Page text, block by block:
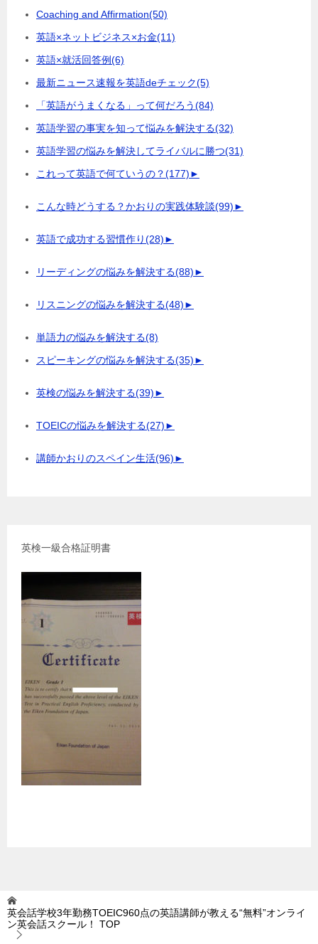
Coaching and Affirmation(50)
英語×ネットビジネス×お金(11)
英語×就活回答例(6)
最新ニュース速報を英語deチェック(5)
「英語がうまくなる」って何だろう(84)
英語学習の事実を知って悩みを解決する(32)
英語学習の悩みを解決してライバルに勝つ(31)
これって英語で何ていうの？(177)►
こんな時どうする？かおりの実践体験談(99)►
英語で成功する習慣作り(28)►
リーディングの悩みを解決する(88)►
リスニングの悩みを解決する(48)►
単語力の悩みを解決する(8)
スピーキングの悩みを解決する(35)►
英検の悩みを解決する(39)►
TOEICの悩みを解決する(27)►
講師かおりのスペイン生活(96)►
英検一級合格証明書
英会話学校3年勤務TOEIC960点の英語講師が教える“無料”オンライ
ン英会話スクール！
TOP